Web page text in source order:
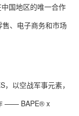
国地区的唯一合作
、电子商务和市场
以空战军事元素，
—— BAPE® x